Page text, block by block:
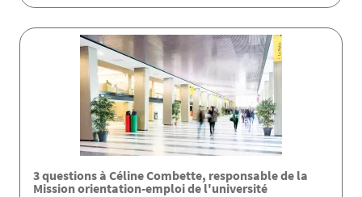
3 questions à Céline Combette, responsable de la
Mission orientation-emploi de l'université